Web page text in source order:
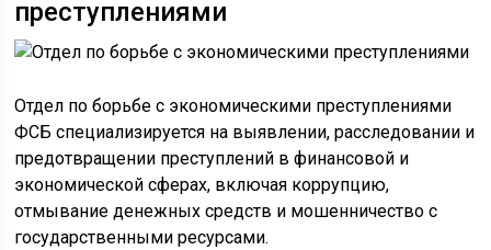
преступлениями
Отдел по борьбе с экономическими преступлениями
ФСБ специализируется на выявлении, расследовании и
предотвращении преступлений в финансовой и
экономической сферах, включая коррупцию,
отмывание денежных средств и мошенничество с
государственными ресурсами.